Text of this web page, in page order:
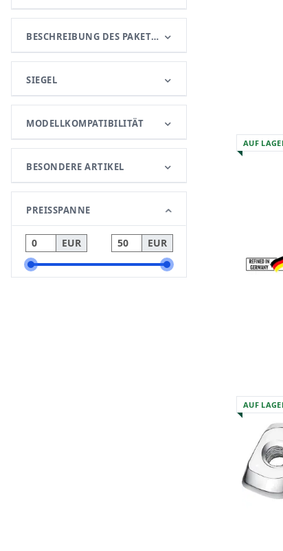
AUF
AUF
BESCHREIBUNG DES PAKETINHALTS
SIEGEL
MODELLKOMPATIBILITÄT
BESONDERE ARTIKEL
PREISSPANNE
EUR EUR